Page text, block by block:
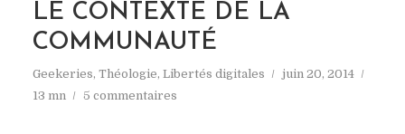
LE CONTEXTE DE LA
COMMUNAUTÉ
Geekeries, Théologie, Libertés digitales
juin 20, 2014
13 mn
5 commentaires